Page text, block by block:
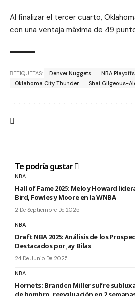
Al finalizar el tercer cuarto,
con una ventaja máxima de 49
ETIQUETAS: Denver Nuggets
NBA Playoffs
Oklahoma City Thunder
Shai Gilgeous-
Te podría gustar
NBA
Hall of Fame 2025: Melo y Howard
Bird, Fowles y Moore en la WNBA
2 De Septiembre De 2025
NBA
Draft NBA 2025: Análisis de los
Destacados por Jay Bilas
24 De Junio De 2025
NBA
Hornets: Brandon Miller sufre
de hombro, reevaluación en 2